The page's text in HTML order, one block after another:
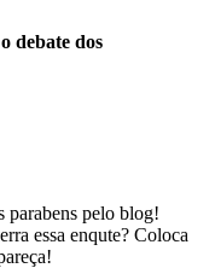
debate dos
parabens pelo blog!
essa enqute? Coloca